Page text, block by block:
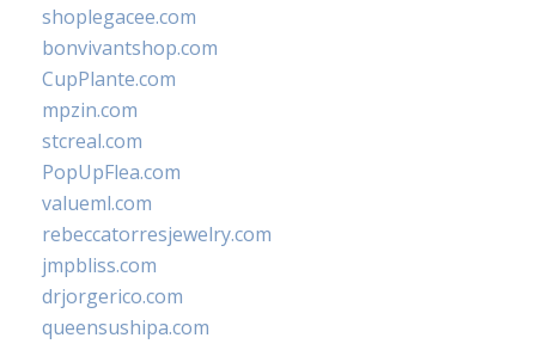
shoplegacee.com
bonvivantshop.com
CupPlante.com
mpzin.com
stcreal.com
PopUpFlea.com
valueml.com
rebeccatorresjewelry.com
jmpbliss.com
drjorgerico.com
queensushipa.com